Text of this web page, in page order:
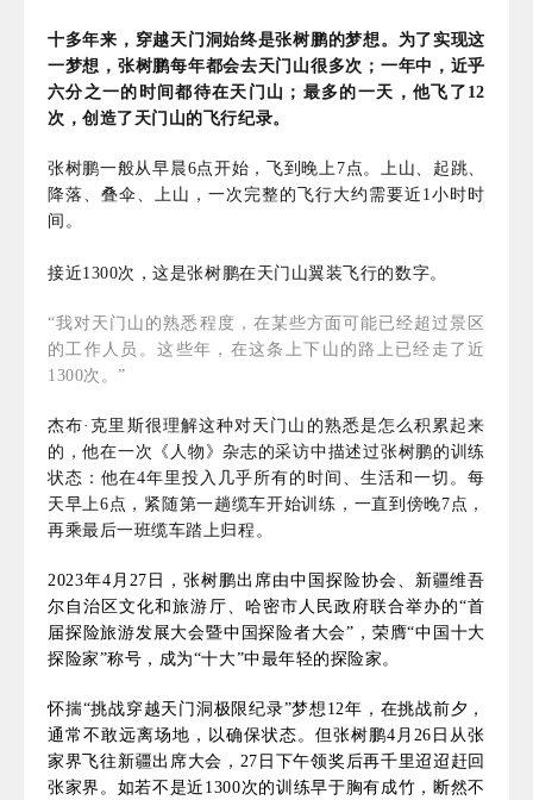
十多年来，穿越天门洞始终是张树鹏的梦想。为了实现这
一梦想，张树鹏每年都会去天门山很多次；一年中，近乎
六分之一的时间都待在天门山；最多的一天，他飞了12
次，创造了天门山的飞行纪录。
张树鹏一般从早晨6点开始，飞到晚上7点。上山、起跳、
降落、叠伞、上山，一次完整的飞行大约需要近1小时时
间。
接近1300次，这是张树鹏在天门山翼装飞行的数字。
“我对天门山的熟悉程度，在某些方面可能已经超过景区
的工作人员。这些年，在这条上下山的路上已经走了近
1300次。”
杰布·克里斯很理解这种对天门山的熟悉是怎么积累起来
的，他在一次《人物》杂志的采访中描述过张树鹏的训练
状态：他在4年里投入几乎所有的时间、生活和一切。每
天早上6点，紧随第一趟缆车开始训练，一直到傍晚7点，
再乘最后一班缆车踏上归程。
2023年4月27日，张树鹏出席由中国探险协会、新疆维吾
尔自治区文化和旅游厅、哈密市人民政府联合举办的“首
届探险旅游发展大会暨中国探险者大会”，荣膺“中国十大
探险家”称号，成为“十大”中最年轻的探险家。
怀揣“挑战穿越天门洞极限纪录”梦想12年，在挑战前夕，
通常不敢远离场地，以确保状态。但张树鹏4月26日从张
家界飞往新疆出席大会，27日下午领奖后再千里迢迢赶回
张家界。如若不是近1300次的训练早于胸有成竹，断然不